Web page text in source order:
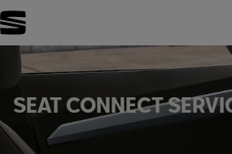
SEAT CONNECT
FILTER